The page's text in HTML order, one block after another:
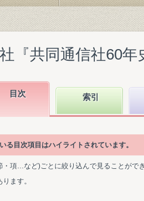
『共同通信社60年
目次 索引
る目次項目はハイライトされています。
・項…など)ごとに絞り込んで見ることがで
ます。